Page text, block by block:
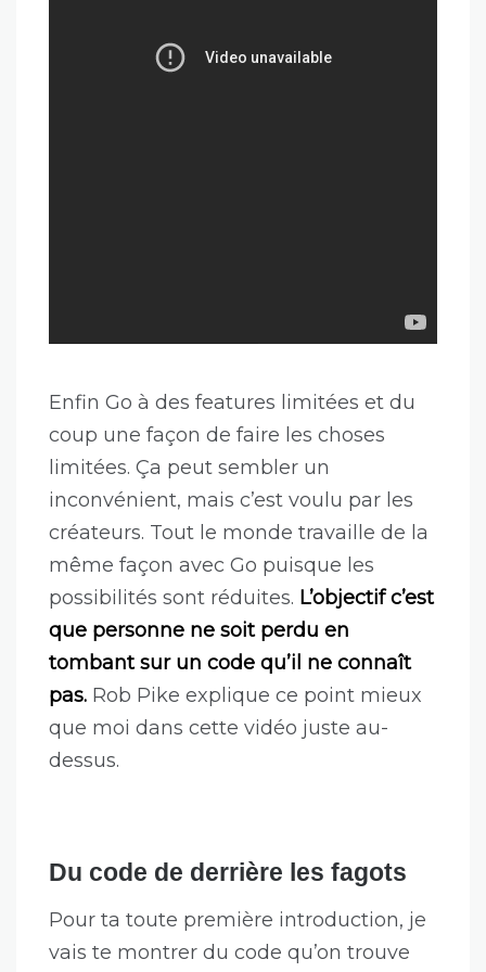
Enfin Go à des features limitées et du
coup une façon de faire les choses
limitées. Ça peut sembler un
inconvénient, mais c’est voulu par les
créateurs. Tout le monde travaille de la
même façon avec Go puisque les
possibilités sont réduites. L’objectif c’est
que personne ne soit perdu en
tombant sur un code qu’il ne connaît
pas. Rob Pike explique ce point mieux
que moi dans cette vidéo juste au-
dessus.
Du code de derrière les fagots
Pour ta toute première introduction, je
vais te montrer du code qu’on trouve